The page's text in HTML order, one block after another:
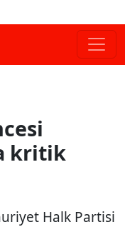
kritik
Halk Partisi